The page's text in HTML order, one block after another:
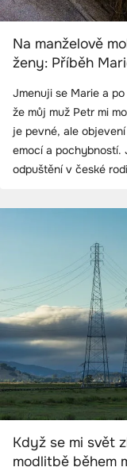
Na manželově
ženy: Příběh
Jmenuji se Marie a
že můj muž Petr mi
je pevné, ale
emocí a pochybností.
odpuštění v české
Když se mi svět
modlitbě během